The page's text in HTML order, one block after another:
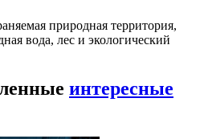
природная территория,
вода, лес и экологический
интересные